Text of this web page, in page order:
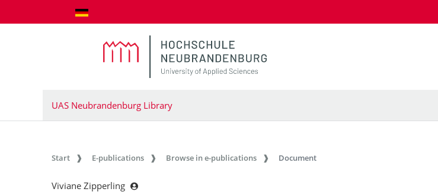
UAS Neubrandenburg Library
Start E-publications Browse in e-publications Document
Viviane Zipperling